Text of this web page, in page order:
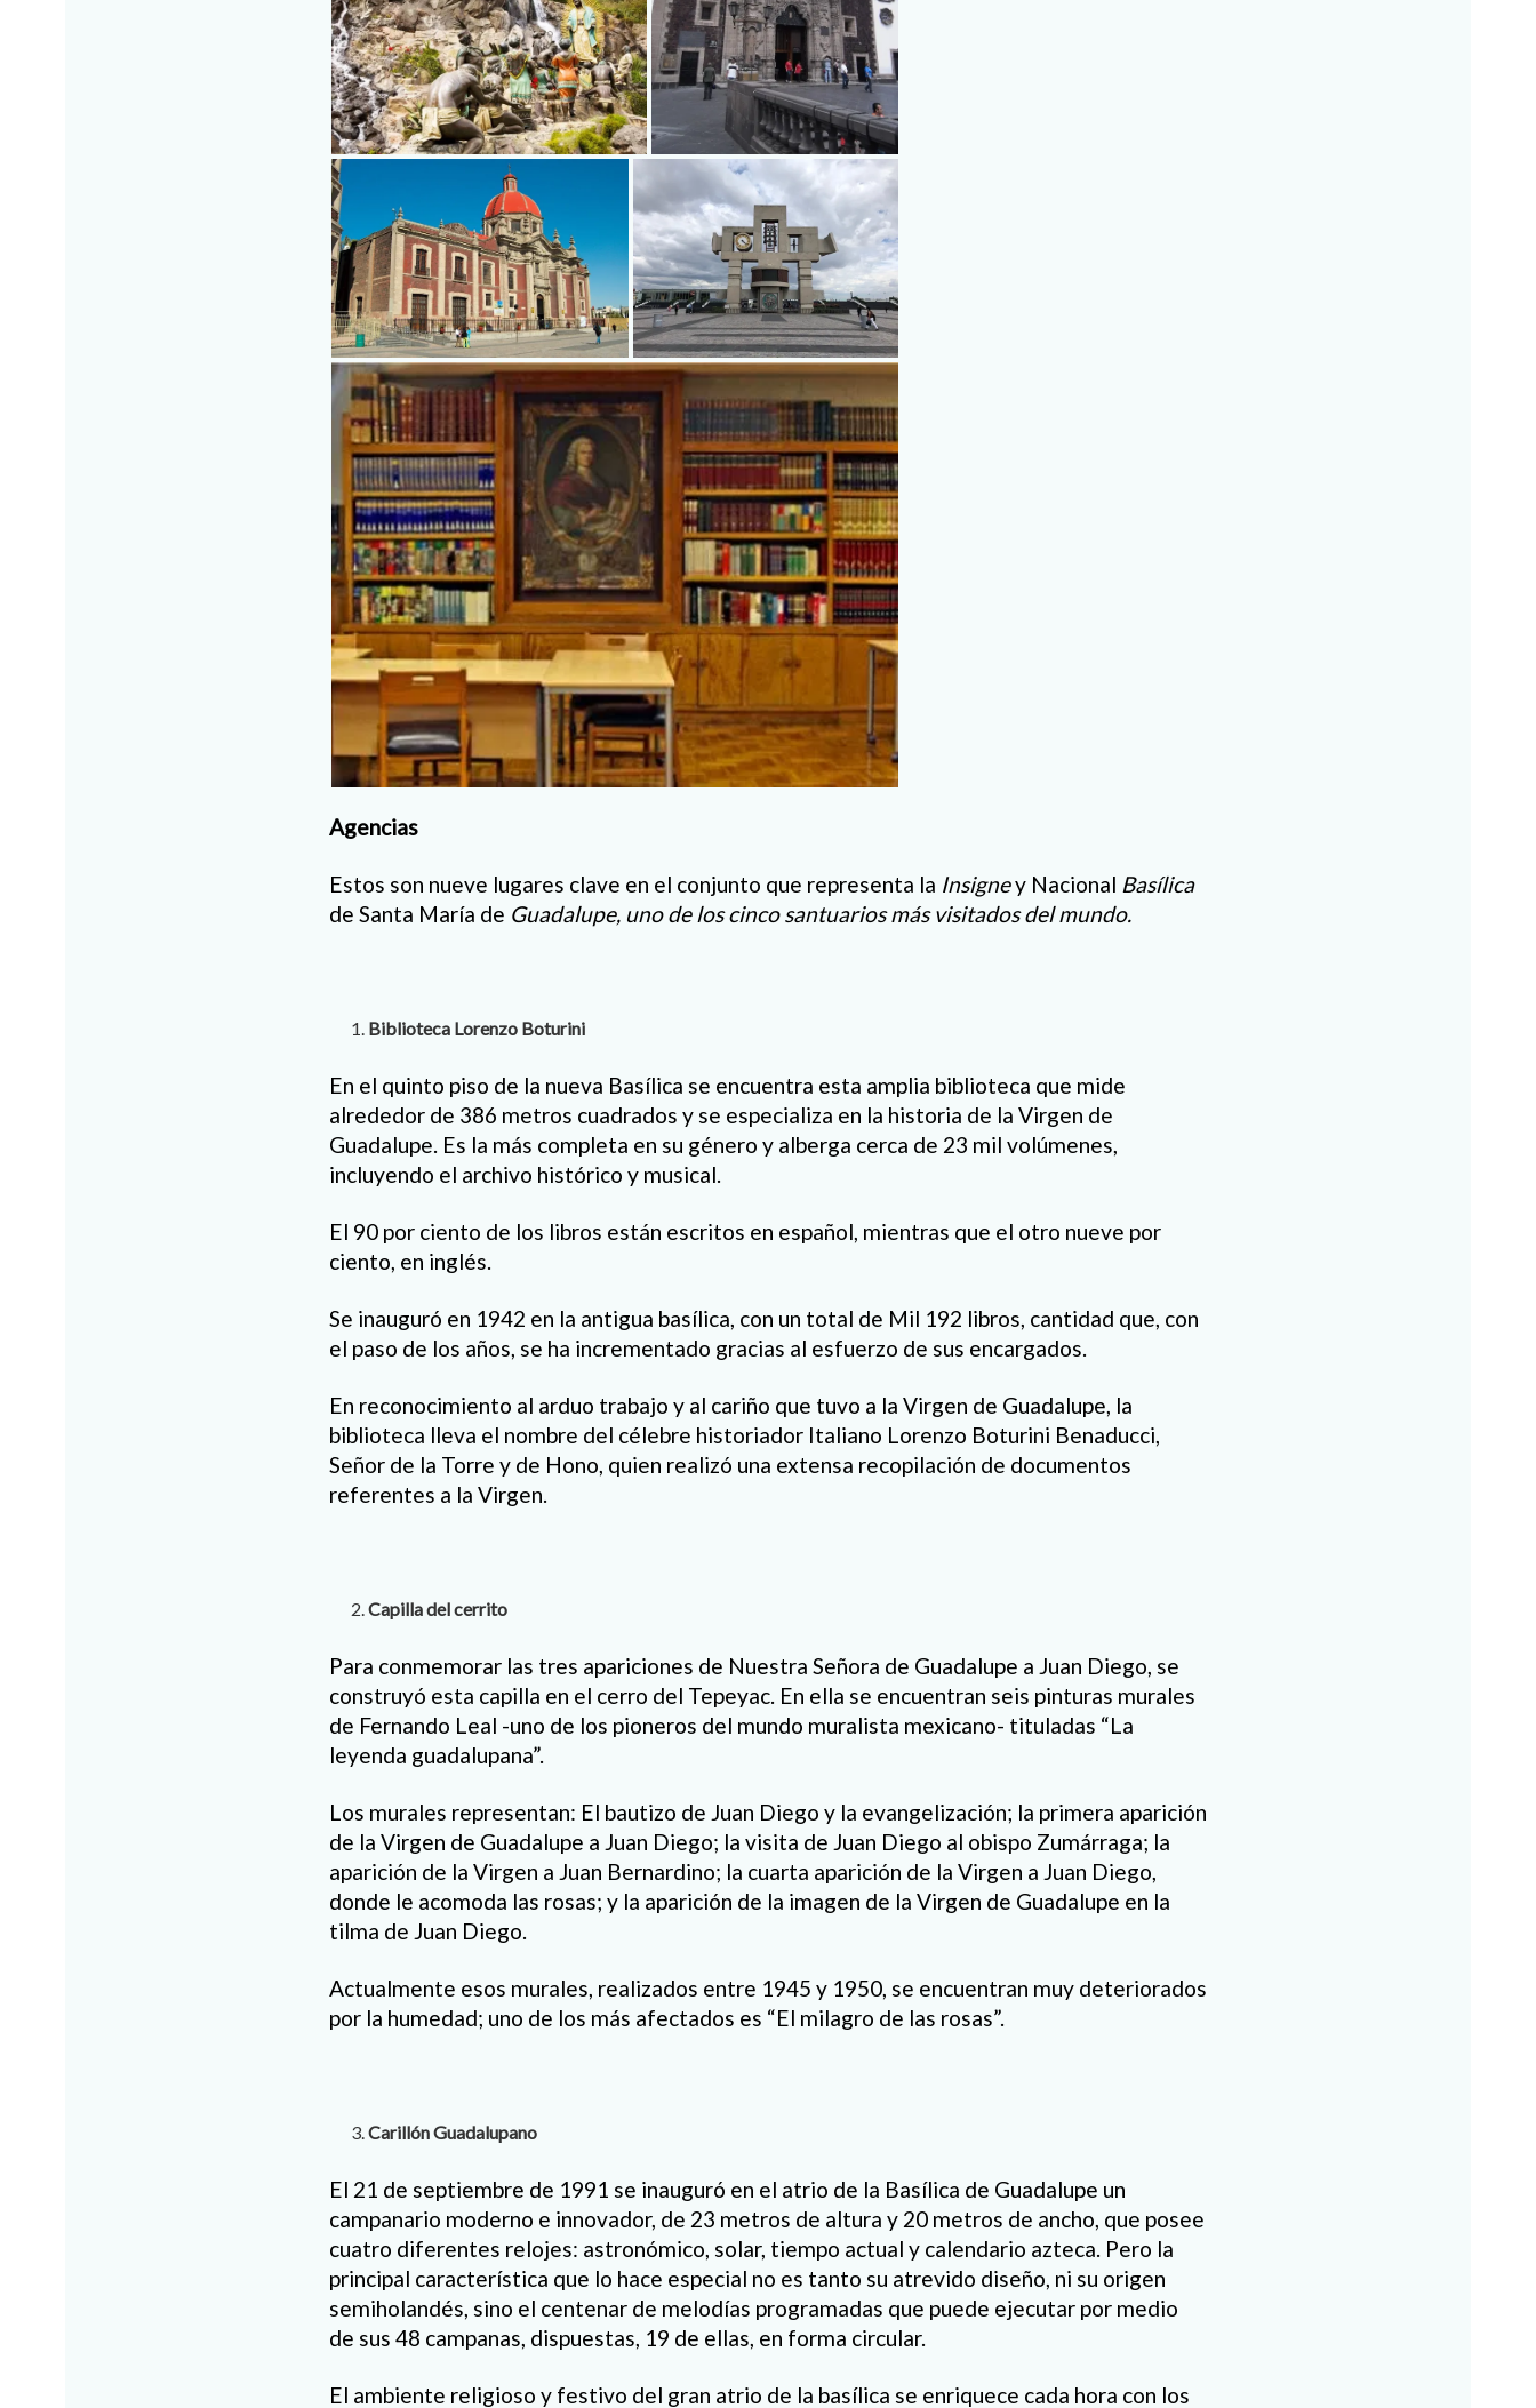
Agencias
Estos son nueve lugares clave en el conjunto que representa la Insigney Nacional Basílica
de Santa María de Guadalupe, uno de los cinco santuarios más visitados del mundo.
Biblioteca Lorenzo Boturini
En el quinto piso de la nueva Basílica se encuentra esta amplia biblioteca que mide
alrededor de 386 metros cuadrados y se especializa en la historia de la Virgen de
Guadalupe. Es la más completa en su género y alberga cerca de 23 mil volúmenes,
incluyendo el archivo histórico y musical.
El 90 por ciento de los libros están escritos en español, mientras que el otro nueve por
ciento, en inglés.
Se inauguró en 1942 en la antigua basílica, con un total de Mil 192 libros, cantidad que, con
el paso de los años, se ha incrementado gracias al esfuerzo de sus encargados.
En reconocimiento al arduo trabajo y al cariño que tuvo a la Virgen de Guadalupe, la
biblioteca lleva el nombre del célebre historiador Italiano Lorenzo Boturini Benaducci,
Señor de la Torre y de Hono, quien realizó una extensa recopilación de documentos
referentes a la Virgen.
Capilla del cerrito
Para conmemorar las tres apariciones de Nuestra Señora de Guadalupe a Juan Diego, se
construyó esta capilla en el cerro del Tepeyac. En ella se encuentran seis pinturas murales
de Fernando Leal -uno de los pioneros del mundo muralista mexicano- tituladas “La
leyenda guadalupana”.
Los murales representan: El bautizo de Juan Diego y la evangelización; la primera aparición
de la Virgen de Guadalupe a Juan Diego; la visita de Juan Diego al obispo Zumárraga; la
aparición de la Virgen a Juan Bernardino; la cuarta aparición de la Virgen a Juan Diego,
donde le acomoda las rosas; y la aparición de la imagen de la Virgen de Guadalupe en la
tilma de Juan Diego.
Actualmente esos murales, realizados entre 1945 y 1950, se encuentran muy deteriorados
por la humedad; uno de los más afectados es “El milagro de las rosas”.
Carillón Guadalupano
El 21 de septiembre de 1991 se inauguró en el atrio de la Basílica de Guadalupe un
campanario moderno e innovador, de 23 metros de altura y 20 metros de ancho, que posee
cuatro diferentes relojes: astronómico, solar, tiempo actual y calendario azteca. Pero la
principal característica que lo hace especial no es tanto su atrevido diseño, ni su origen
semiholandés, sino el centenar de melodías programadas que puede ejecutar por medio
de sus 48 campanas, dispuestas, 19 de ellas, en forma circular.
El ambiente religioso y festivo del gran atrio de la basílica se enriquece cada hora con los